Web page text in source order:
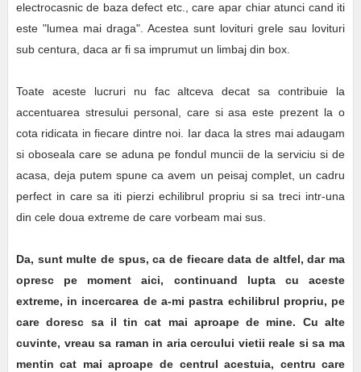
electrocasnic de baza defect etc., care apar chiar atunci cand iti
este "lumea mai draga". Acestea sunt lovituri grele sau lovituri
sub centura, daca ar fi sa imprumut un limbaj din box.
Toate aceste lucruri nu fac altceva decat sa contribuie la
accentuarea stresului personal, care si asa este prezent la o
cota ridicata in fiecare dintre noi. Iar daca la stres mai adaugam
si oboseala care se aduna pe fondul muncii de la serviciu si de
acasa, deja putem spune ca avem un peisaj complet, un cadru
perfect in care sa iti pierzi echilibrul propriu si sa treci intr-una
din cele doua extreme de care vorbeam mai sus.
Da, sunt multe de spus, ca de fiecare data de altfel, dar ma
opresc pe moment aici, continuand lupta cu aceste
extreme, in incercarea de a-mi pastra echilibrul propriu, pe
care doresc sa il tin cat mai aproape de mine. Cu alte
cuvinte, vreau sa raman in aria cercului vietii reale si sa ma
mentin cat mai aproape de centrul acestuia, centru care